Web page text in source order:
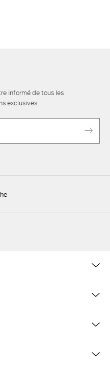
informé de tous les
exclusives.